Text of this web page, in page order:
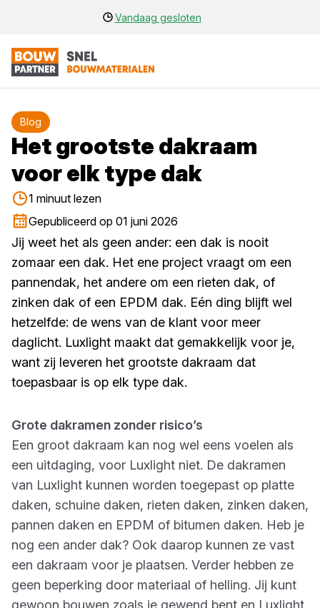
Vandaag gesloten
Blog
Het grootste dakraam
voor elk type dak
1 minuut lezen
Gepubliceerd op 01 juni 2026
Jij weet het als geen ander: een dak is nooit
zomaar een dak. Het ene project vraagt om een
pannendak, het andere om een rieten dak, of
zinken dak of een EPDM dak. Eén ding blijft wel
hetzelfde: de wens van de klant voor meer
daglicht. Luxlight maakt dat gemakkelijk voor je,
want zij leveren het grootste dakraam dat
toepasbaar is op elk type dak.
Grote dakramen zonder risico’s
Een groot dakraam kan nog wel eens voelen als
een uitdaging, voor Luxlight niet. De dakramen
van Luxlight kunnen worden toegepast op platte
daken, schuine daken, rieten daken, zinken daken,
pannen daken en EPDM of bitumen daken. Heb je
nog een ander dak? Ook daarop kunnen ze vast
een dakraam voor je plaatsen. Verder hebben ze
geen beperking door materiaal of helling. Jij kunt
gewoon bouwen zoals je gewend bent en Luxlight